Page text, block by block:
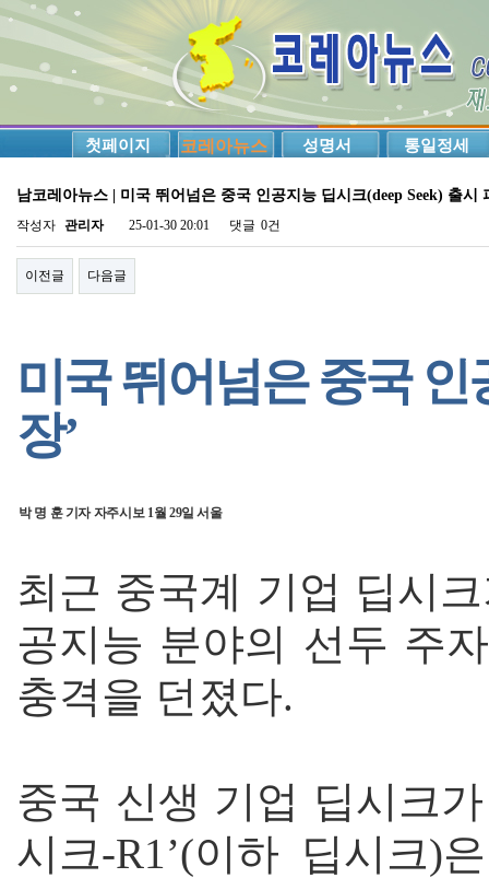
첫페이지 코레아뉴스 성명서 통일정세
남코레아뉴스 | 미국 뛰어넘은 중국 인공지능 딥시크(deep Seek) 출시
작성자 관리자 25-01-30 20:01 댓글 0건
이전글 다음글
미국 뛰어넘은 중국 인
장’
박 명 훈 기자 자주시보 1월 29일 서울
최근 중국계 기업 딥시
공지능 분야의 선두 주
충격을 던졌다.
중국 신생 기업 딥시크
시크-R1’(이하 딥시크)